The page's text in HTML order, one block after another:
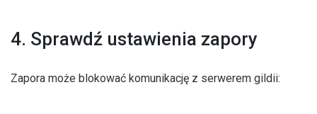
4. Sprawdź ustawienia zapory
Zapora może blokować komunikację z serwerem gildii: